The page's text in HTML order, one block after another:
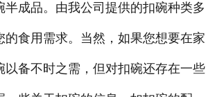
半成品。由我公司提供的扣碗种类多
的食用需求。当然，如果您想要在家
以备不时之需，但对扣碗还存在一些